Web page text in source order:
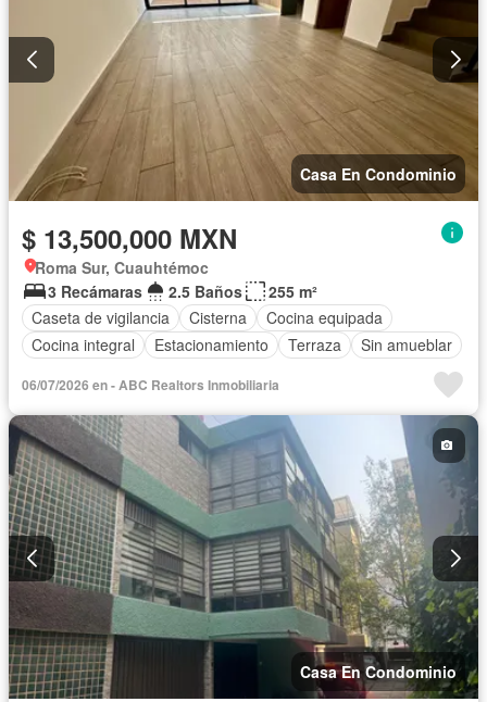
Casa En Condominio
$ 13,500,000 MXN
Roma Sur, Cuauhtémoc
3 Recámaras
2.5 Baños
255 m²
Caseta de vigilancia
Cisterna
Cocina equipada
Cocina integral
Estacionamiento Terraza Sin amueblar
06/07/2026 en - ABC Realtors Inmobiliaria
Casa En Condominio